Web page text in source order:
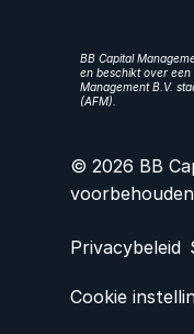
BB Capital
en beschikt over een
Management B.V.
(AFM).
© 2026 BB
voorbehouden
Privacybeleid
Cookie